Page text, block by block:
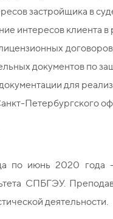
застройщика в
интересов клиента
документов по
для
Петербургского
по июнь 2020 года -
СПБГЭУ.
деятельности.